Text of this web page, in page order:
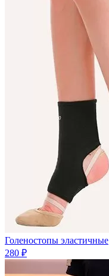
Голеностопы эластичные
280 ₽